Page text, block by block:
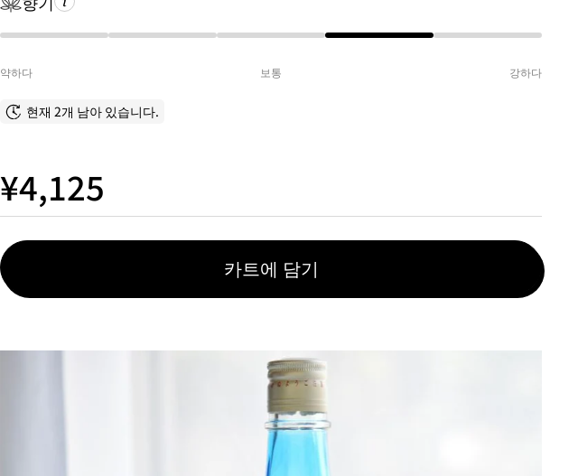
약하다 보통 강하다
현재 2개 남아 있습니다.
¥4,125
카트에 담기